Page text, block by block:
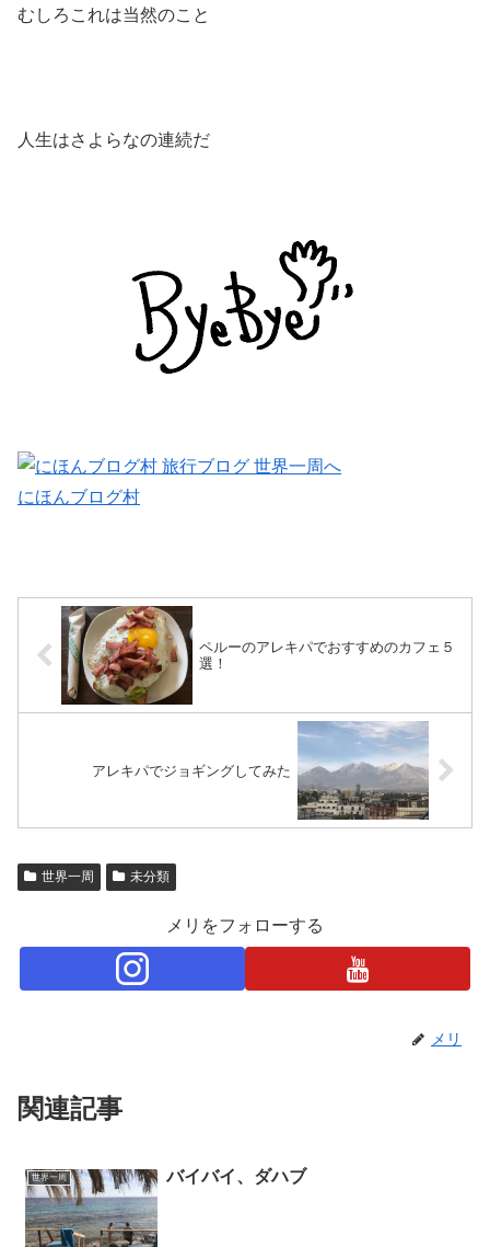
むしろこれは当然のこと
人生はさよらなの連続だ
にほんブログ村
ペルーのアレキパでおすすめのカフェ５
選！
アレキパでジョギングしてみた
世界一周 未分類
メリをフォローする
メリ
関連記事
世界一周 バイバイ、ダハブ